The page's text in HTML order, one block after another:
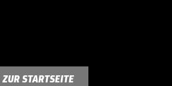
ZUR STARTSEITE